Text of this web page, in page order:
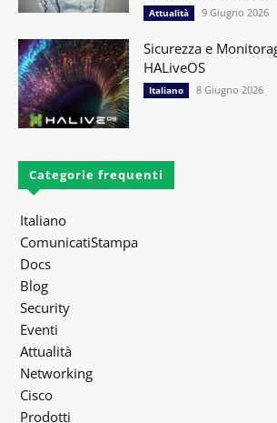
Attualità 9 Giugno 2026
Sicurezza e
HALiveOS
Italiano 8 Giugno 2026
Categorie frequenti
Italiano
ComunicatiStampa
Docs
Blog
Security
Eventi
Attualità
Networking
Cisco
Prodotti